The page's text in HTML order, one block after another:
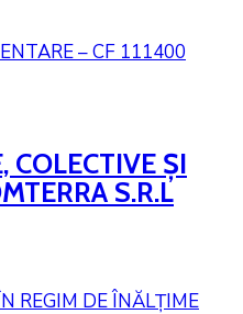
ȘI
S.R.L